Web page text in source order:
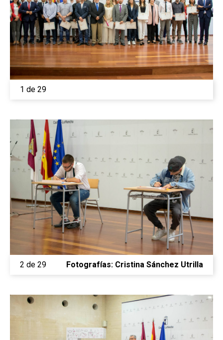
1 de 29
2 de 29 Fotografías: Cristina Sánchez Utrilla